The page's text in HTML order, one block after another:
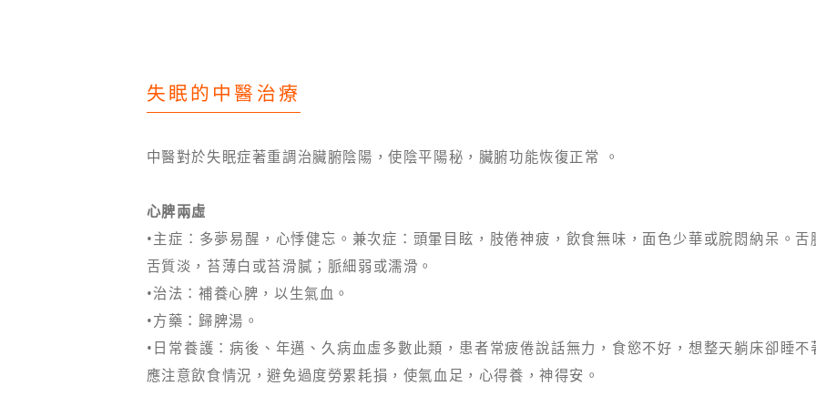
失眠的中醫治療
中醫對於失眠症著重調治臟腑陰陽，使陰平陽秘，臟腑功能恢復正常 。
心脾兩虛
•主症：多夢易醒，心悸健忘。兼次症：頭暈目眩，肢倦神疲，飲食無味，面色少華或脘悶納呆。舌
舌質淡，苔薄白或苔滑膩；脈細弱或濡滑。
•治法：補養心脾，以生氣血。
•方藥：歸脾湯。
•日常養護：病後、年邁、久病血虛多數此類，患者常疲倦說話無力，食慾不好，想整天躺床卻睡不
應注意飲食情況，避免過度勞累耗損，使氣血足，心得養，神得安。